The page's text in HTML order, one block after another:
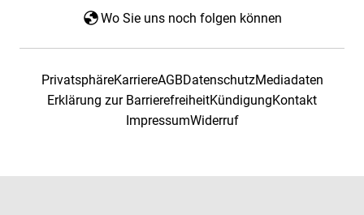
Wo Sie uns noch folgen können
PrivatsphäreKarriereAGBDatenschutzMediadaten
Erklärung zur BarrierefreiheitKündigungKontakt
ImpressumWiderruf